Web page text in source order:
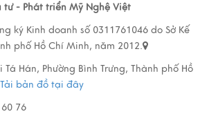
- Phát triển Mỹ Nghệ Việt
ký Kinh doanh số 0311761046 do Sở Kế
phố Hồ Chí Minh, năm 2012.
Tá Hán, Phường Bình Trưng, Thành phố Hồ
Tải bản đồ tại đây
76